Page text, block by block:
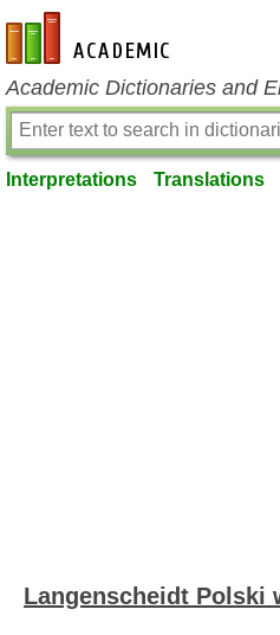
en-academic.com
Academic Dictionaries and
Interpretations Translations
Langenscheidt Polski